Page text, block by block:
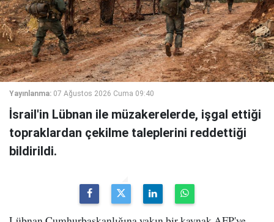
Yayınlanma: 07 Ağustos 2026 Cuma 09:40
İsrail'in Lübnan ile müzakerelerde, işgal ettiği
topraklardan çekilme taleplerini reddettiği
bildirildi.